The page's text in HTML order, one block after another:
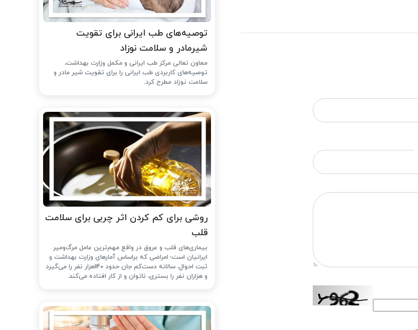
توصیه‌های طب ایرانی برای تقویت
شیرمادر و سلامت نوزاد
معاون تعالی مرکز طب ایرانی و مکمل وزارت بهداشت،
توصیه‌های کاربردی طب ایرانی را برای تقویت شیر مادر و
سلامت نوزاد مطرح کرد.
روشی برای کم کردن اثر چربی برای سلامت
قلب
بیماری‌های قلب و عروق در واقع مهم‌ترین عامل مرگ‌ومیر
ایرانیان است؛ امراضی که براساس آمارهای وزارت بهداشت و
ثبت احوال، سالانه دست‌کم جان حدود 140هزار نفر را می‌گیرد
و هزاران نفر را بستری، ناتوان و از کار افتاده می‌کند.